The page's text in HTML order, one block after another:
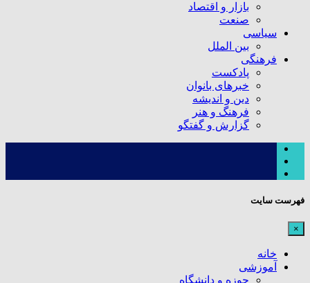
بازار و اقتصاد
صنعت
سیاسی
بین الملل
فرهنگی
پادکست
خبرهای بانوان
دین و اندیشه
فرهنگ و هنر
گزارش و گفتگو
فهرست سایت
×
خانه
آموزشی
حوزه و دانشگاه